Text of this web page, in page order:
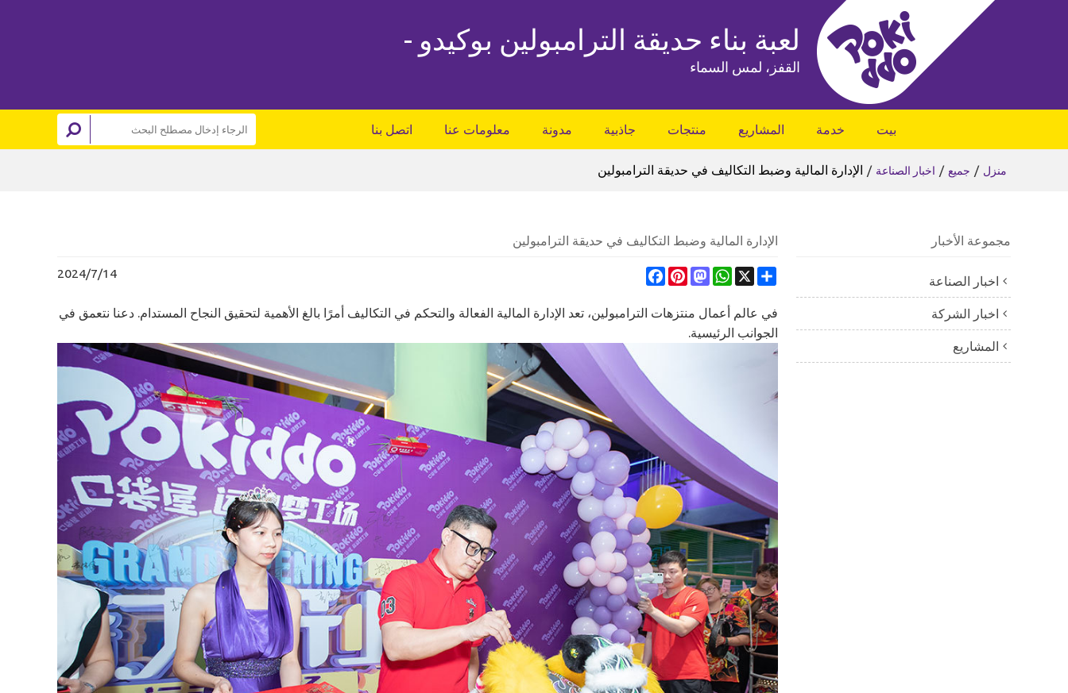
لعبة بناء حديقة الترامبولين بوكيدو -
القفز، لمس السماء
بيت خدمة المشاريع منتجات جاذبية مدونة معلومات عنا اتصل بنا
منزل / جميع / اخبار الصناعة / الإدارة المالية وضبط التكاليف في حديقة الترامبولين
مجموعة الأخبار
اخبار الصناعة
اخبار الشركة
المشاريع
الإدارة المالية وضبط التكاليف في حديقة الترامبولين
Share
FacebookPinterest
Mastodon
WhatsApp X
2024/7/14
في عالم أعمال منتزهات الترامبولين، تعد الإدارة المالية الفعالة والتحكم في التكاليف أمرًا بالغ الأهمية لتحقيق النجاح المستدام. دعنا نتعمق في
الجوانب الرئيسية.